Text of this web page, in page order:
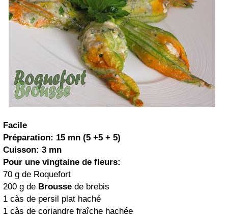
Facile
Préparation: 15 mn (5 +5 + 5)
Cuisson: 3 mn
Pour une vingtaine de fleurs:
70 g de Roquefort
200 g de Brousse de brebis
1 càs de persil plat haché
1 càs de coriandre fraîche hachée